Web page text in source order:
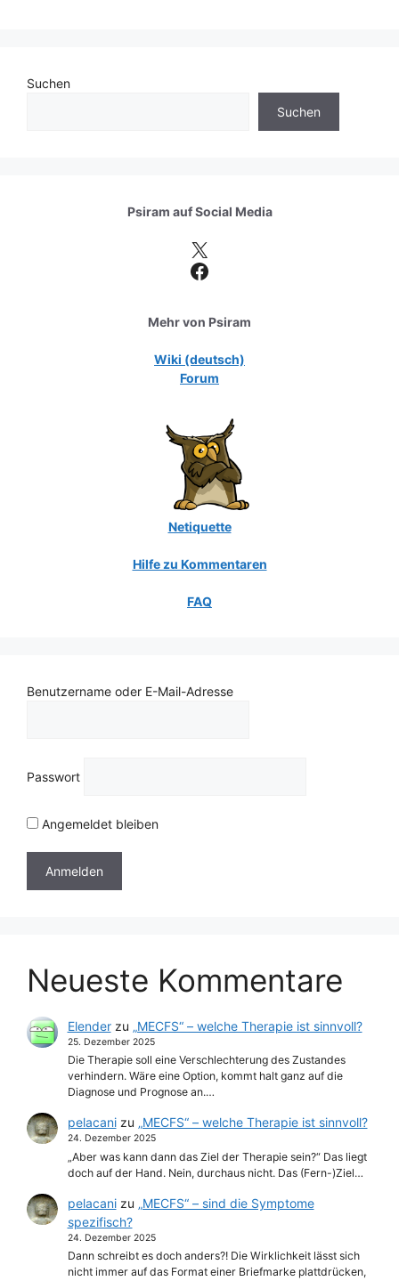
Suchen
Suchen
Psiram aufSocial Media
X
Facebook
Mehr von Psiram
Wiki (deutsch)
Forum
Netiquette
Hilfe zu Kommentaren
FAQ
Benutzername oder E-Mail-Adresse
Passwort
Angemeldet bleiben
Neueste Kommentare
Elenderzu „MECFS“ – welche Therapie ist sinnvoll?
25. Dezember 2025
Die Therapie soll eine Verschlechterung des Zustandes
verhindern. Wäre eine Option, kommt halt ganz auf die
Diagnose und Prognose an.…
pelacanizu „MECFS“ – welche Therapie ist sinnvoll?
24. Dezember 2025
„Aber was kann dann das Ziel der Therapie sein?“ Das liegt
doch auf der Hand. Nein, durchaus nicht. Das (Fern-)Ziel…
pelacanizu „MECFS“ – sind die Symptome
spezifisch?
24. Dezember 2025
Dann schreibt es doch anders?! Die Wirklichkeit lässt sich
nicht immer auf das Format einer Briefmarke plattdrücken,